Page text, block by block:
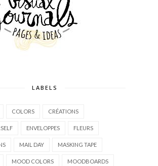
LABELS
COLORS CRÉATIONS
ENVELOPPES FLEURS
MAIL DAY MASKING TAPE
MOOD COLORS MOODBOARDS